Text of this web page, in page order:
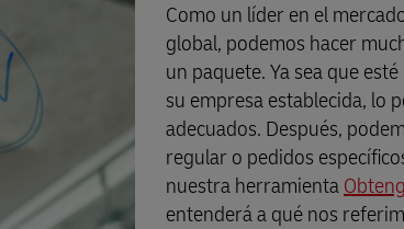
Como un líder en el
global, podemos hacer
un paquete. Ya sea que
su empresa establecida, lo
adecuados. Después,
regular o pedidos
nuestra herramienta
entenderá a qué nos